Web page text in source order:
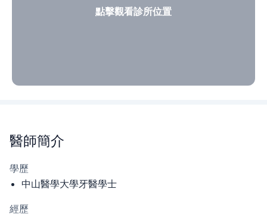
點擊觀看診所位置
醫師簡介
學歷
中山醫學大學牙醫學士
經歷